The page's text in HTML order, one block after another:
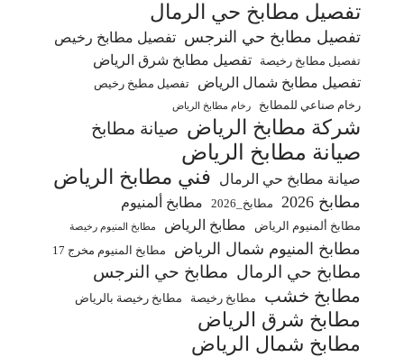
تفصيل مطابخ حي الرمال
تفصيل مطابخ حي النرجس تفصيل مطابخ رخيص
تفصيل مطابخ رخيصة
تفصيل مطابخ شرق الرياض
تفصيل مطابخ شمال الرياض
تفصيل مطبخ رخيص
رخام صناعي للمطابخ
رخام مطابخ الرياض
شركة مطابخ الرياض صيانة مطابخ
صيانة مطابخ الرياض
صيانة مطابخ حي الرمال فني مطابخ الرياض
مطابخ 2026 مطابخ_2026 مطابخ ألمنيوم
مطابخ ألمنيوم الرياض مطابخ الرياض مطابخ المنيوم رخيصة
مطابخ المنيوم شمال الرياض مطابخ المنيوم مخرج 17
مطابخ حي الرمال مطابخ حي النرجس
مطابخ خشب مطابخ رخيصة مطابخ رخيصة بالرياض
مطابخ شرق الرياض
مطابخ شمال الرياض